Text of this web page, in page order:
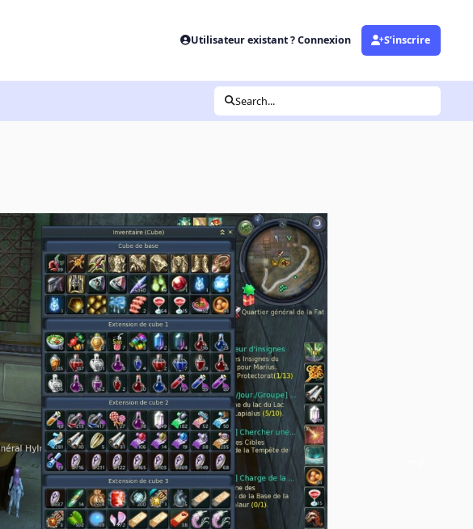
Utilisateur existant ? Connexion S’inscrire
Search...